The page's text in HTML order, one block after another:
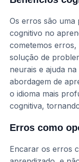
Os erros são uma
cognitivo no
cometemos
solução de
neurais e ajuda
abordagem de
o idioma mais
cognitiva,
Erros como
Encarar os erros